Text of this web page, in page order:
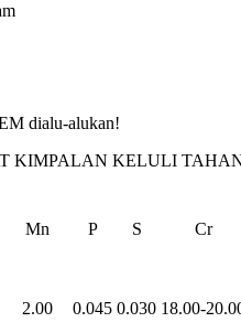
dialu-alukan!
KIMPALAN KELULI
Mn P S Cr
2.00 0.045 0.030 18.00-